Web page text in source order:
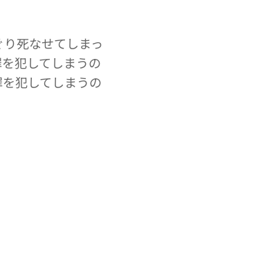
死なせてしまっ
犯してしまうの
犯してしまうの